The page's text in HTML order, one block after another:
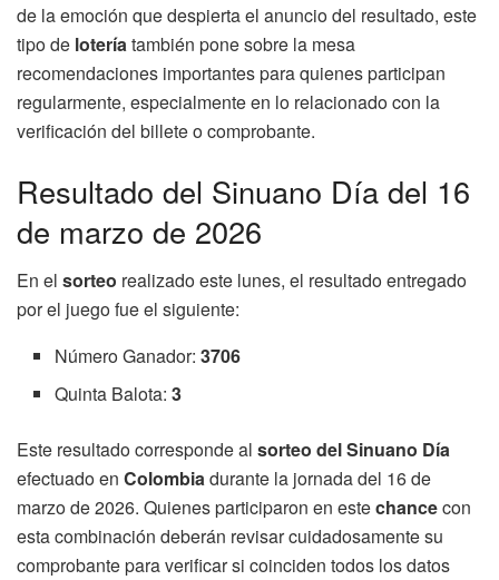
de la emoción que despierta el anuncio del resultado, este
tipo de loteríatambién pone sobre la mesa
recomendaciones importantes para quienes participan
regularmente, especialmente en lo relacionado con la
verificación del billete o comprobante.
Resultado del Sinuano Día del 16
de marzo de 2026
En el sorteo realizado este lunes, el resultado entregado
por el juego fue el siguiente:
Número Ganador:3706
Quinta Balota:3
Este resultado corresponde al sorteo del Sinuano Día
efectuado en Colombiadurante la jornada del 16 de
marzo de 2026. Quienes participaron en estechancecon
esta combinación deberán revisar cuidadosamente su
comprobante para verificar si coinciden todos los datos